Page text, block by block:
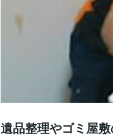
遺品整理やゴミ屋